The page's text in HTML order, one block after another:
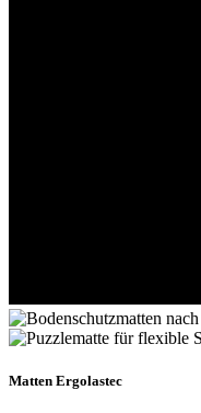
Matten Ergolastec